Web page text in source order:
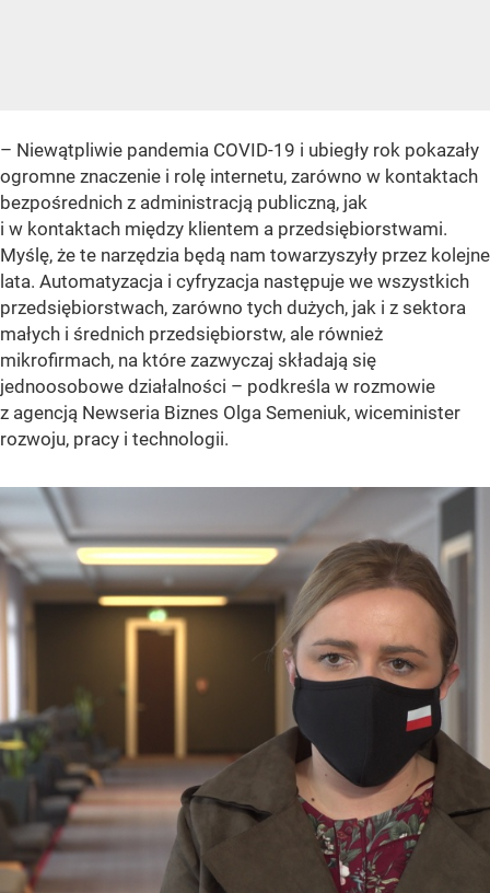
– Niewątpliwie pandemia COVID-19 i ubiegły rok pokazały
ogromne znaczenie i rolę internetu, zarówno w kontaktach
bezpośrednich z administracją publiczną, jak
i w kontaktach między klientem a przedsiębiorstwami.
Myślę, że te narzędzia będą nam towarzyszyły przez kolejne
lata. Automatyzacja i cyfryzacja następuje we wszystkich
przedsiębiorstwach, zarówno tych dużych, jak i z sektora
małych i średnich przedsiębiorstw, ale również
mikrofirmach, na które zazwyczaj składają się
jednoosobowe działalności – podkreśla w rozmowie
z agencją Newseria Biznes Olga Semeniuk, wiceminister
rozwoju, pracy i technologii.